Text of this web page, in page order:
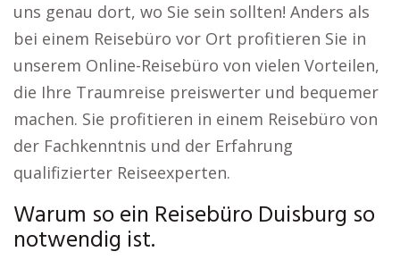
uns genau dort, wo Sie sein sollten! Anders als
bei einem Reisebüro vor Ort profitieren Sie in
unserem Online-Reisebüro von vielen Vorteilen,
die Ihre Traumreise preiswerter und bequemer
machen. Sie profitieren in einem Reisebüro von
der Fachkenntnis und der Erfahrung
qualifizierter Reiseexperten.
Warum so ein Reisebüro Duisburg so
notwendig ist.